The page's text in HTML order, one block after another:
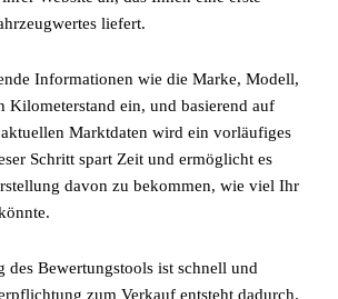
liefert.
Informationen wie die Marke, Modell,
Kilometerstand ein, und basierend auf
Marktdaten wird ein vorläufiges
Schritt spart Zeit und ermöglicht es
davon zu bekommen, wie viel Ihr
des Bewertungstools ist schnell und
zum Verkauf entsteht dadurch.